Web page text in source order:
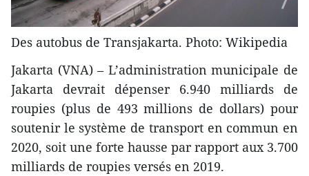
Des autobus de Transjakarta. Photo: Wikipedia
Jakarta (VNA) – L’administration municipale de
Jakarta devrait dépenser 6.940 milliards de
roupies (plus de 493 millions de dollars) pour
soutenir le système de transport en commun en
2020, soit une forte hausse par rapport aux 3.700
milliards de roupies versés en 2019.